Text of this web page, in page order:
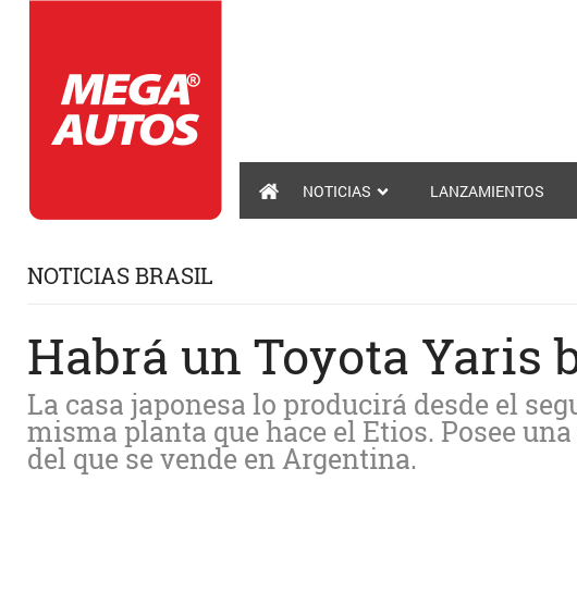
NOTICIAS LANZAMIENTOS
NOTICIAS BRASIL
Habrá un Toyota Yaris
La casa japonesa lo producirá desde el
misma planta que hace el Etios. Posee
del que se vende en Argentina.